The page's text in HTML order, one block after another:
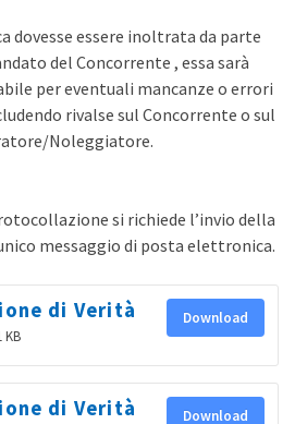
dovesse essere inoltrata da parte
del Concorrente , essa sarà
per eventuali mancanze o errori
rivalse sul Concorrente o sul
Noleggiatore.
si richiede l’invio della
messaggio di posta elettronica.
di Verità
KB
Download
di Verità
Download